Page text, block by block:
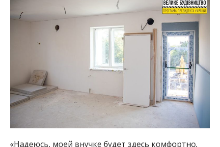
«Надеюсь, моей внучке будет здесь комфортно.
Она будет заниматься физкультурой в новеньком
спортивном зале. Развлекаться на красивых
качелях», – сказала жительница Павлополья Ольга
В детском саду будет и ресурсная комната. Там
будут развивать бытовые навыки дети с особыми
потребностями.